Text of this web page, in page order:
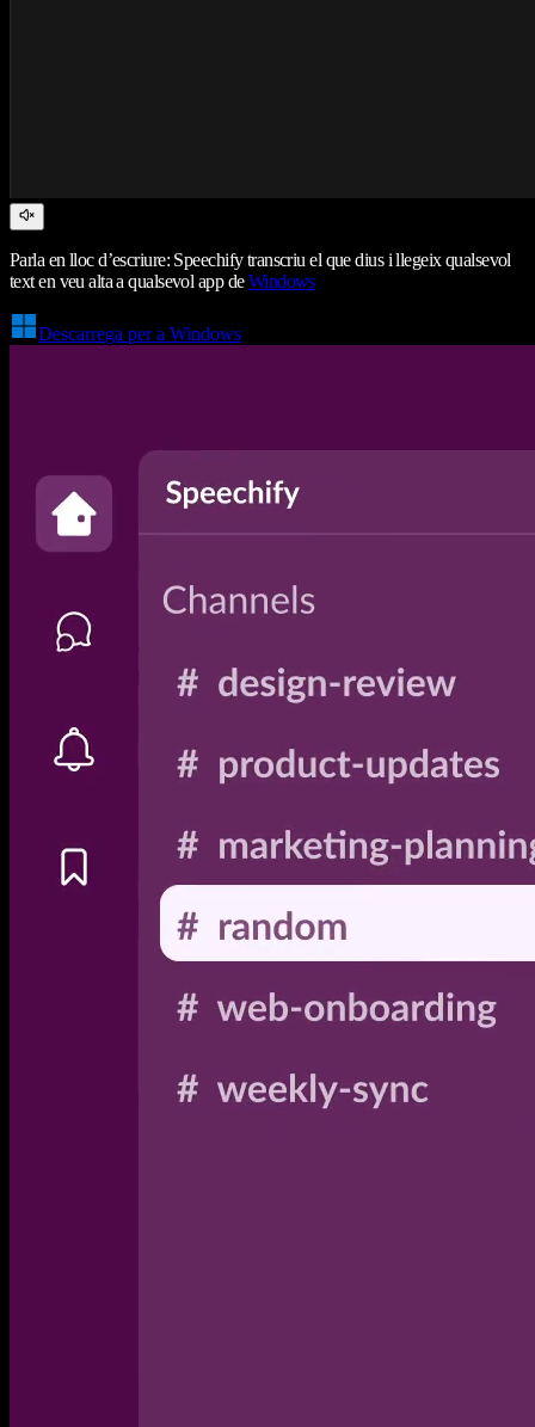
Parla en lloc d’escriure: Speechify transcriu el que dius i llegeix qualsevol
text en veu alta a qualsevol app deWindows
Descarrega per a Windows